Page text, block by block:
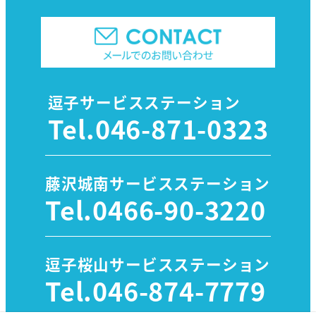
逗子サービスステーション
Tel.046-871-0323
藤沢城南サービスステーション
Tel.0466-90-3220
逗子桜山サービスステーション
Tel.046-874-7779